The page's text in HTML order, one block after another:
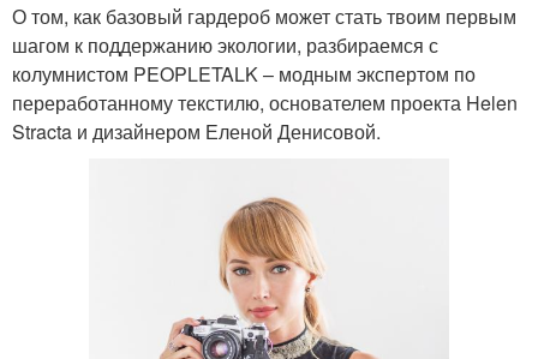
О том, как базовый гардероб может стать твоим первым
шагом к поддержанию экологии, разбираемся с
колумнистом PEOPLETALK – модным экспертом по
переработанному текстилю, основателем проекта Helen
Stracta и дизайнером Еленой Денисовой.